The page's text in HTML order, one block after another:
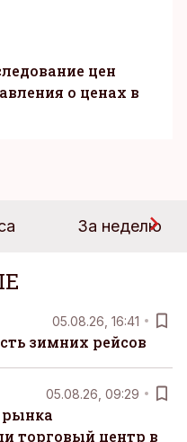
цен
о ценах в
За неделю
05.08.26, 16:41
зимних рейсов
05.08.26, 09:29
рынка
торговый центр в